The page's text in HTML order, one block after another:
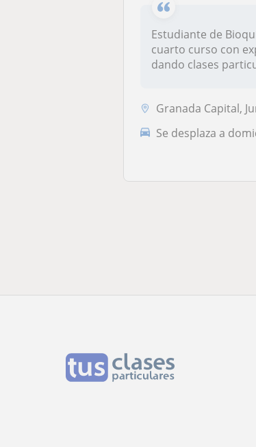
Estudiante de
cuarto curso con
dando clases
Granada Capital, Jun,
Se desplaza a